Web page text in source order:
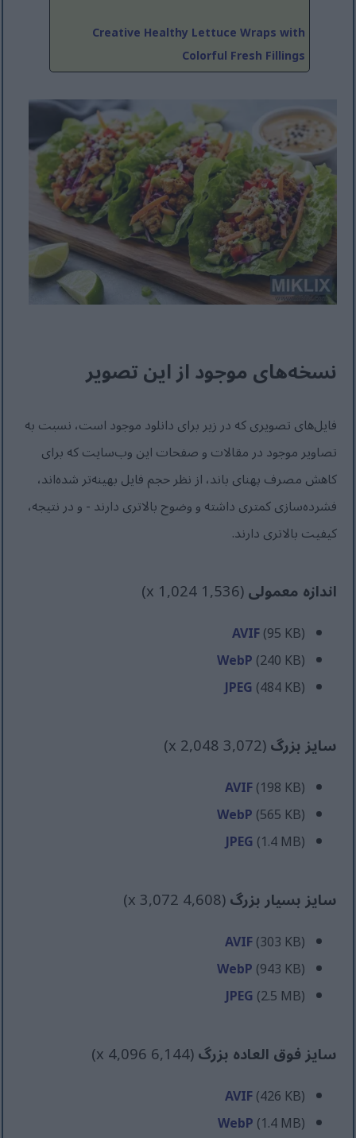
Creative Healthy Lettuce Wraps with
Colorful Fresh Fillings
نسخه‌های موجود از این تصویر
فایل‌های تصویری که در زیر برای دانلود موجود است، نسبت به
تصاویر موجود در مقالات و صفحات این وب‌سایت که برای
کاهش مصرف پهنای باند، از نظر حجم فایل بهینه‌تر شده‌اند،
فشرده‌سازی کمتری داشته و وضوح بالاتری دارند - و در نتیجه،
کیفیت بالاتری دارند.
اندازه معمولی(1,536 x 1,024)
AVIF(95 KB)
WebP(240 KB)
JPEG(484 KB)
سایز بزرگ(3,072 x 2,048)
AVIF(198 KB)
WebP(565 KB)
JPEG(1.4 MB)
سایز بسیار بزرگ(4,608 x 3,072)
AVIF(303 KB)
WebP(943 KB)
JPEG(2.5 MB)
سایز فوق العاده بزرگ(6,144 x 4,096)
AVIF(426 KB)
WebP(1.4 MB)